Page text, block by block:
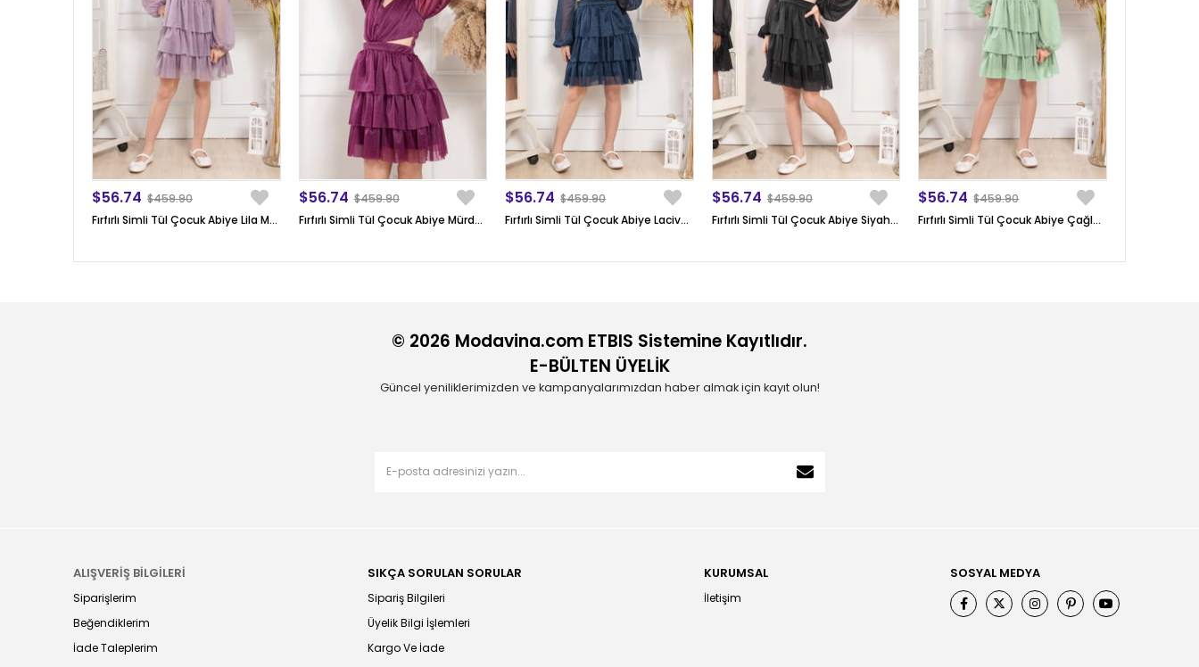
Fırfırlı Simli Tül Çocuk Abiye Lila MDV308
$56.74 $459.90
Fırfırlı Simli Tül Çocuk Abiye Mürdüm MDV308
$56.74 $459.90
Fırfırlı Simli Tül Çocuk Abiye Lacivert MDV308
$56.74 $459.90
Fırfırlı Simli Tül Çocuk Abiye Siyah MDV308
$56.74 $459.90
Fırfırlı Simli Tül Çocuk Abiye Çağla Yeşili MDV308
$56.74 $459.90
© 2026 Modavina.com ETBIS Sistemine Kayıtlıdır.
E-BÜLTEN ÜYELİK
Güncel yeniliklerimizden ve kampanyalarımızdan haber almak için kayıt olun!
ALIŞVERİŞ BİLGİLERİ
Siparişlerim
Beğendiklerim
İade Taleplerim
SIKÇA SORULAN SORULAR
Sipariş Bilgileri
Üyelik Bilgi İşlemleri
Kargo Ve İade
KURUMSAL
İletişim
SOSYAL MEDYA